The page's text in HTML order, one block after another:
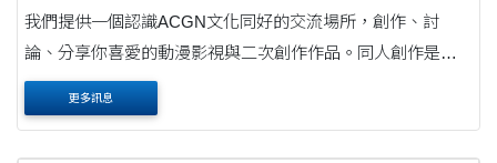
我們提供一個認識ACGN文化同好的交流場所，創作、討
論、分享你喜愛的動漫影視與二次創作作品。同人創作是指
對原有作品進行二次創作，不僅局限於二次元，也跨至2.5次
元舞台劇及三次元相關，我社注重交流討論及各類型的....
更多訊息